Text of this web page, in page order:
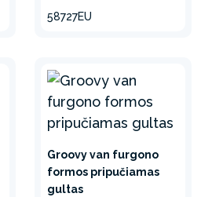
58727EU
Groovy van furgono
formos pripučiamas
gultas